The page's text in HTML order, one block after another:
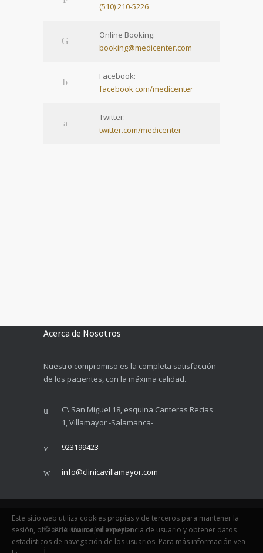
(510) 210-5226
Online Booking:
booking@medicenter.com
Facebook:
facebook.com/medicenter
Twitter:
twitter.com/medicenter
Acerca de Nosotros
Nuestro compromiso es la completa satisfacción
de los pacientes, con la máxima calidad.
C\ San Miguel 18, esquina Canteras Recias
1, Villamayor -Salamanca-
923199423
info@clinicavillamayor.com
© 2015Clinica Villamayor
Este sitio web utiliza cookies propias y de terceros para mantener la
sesión, ofrecerle una mejor experiencia de usuario y obtener datos
estadísticos de navegación de los usuarios. Para más información vea